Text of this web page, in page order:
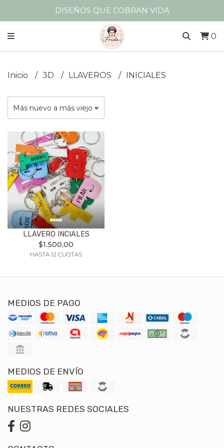
DISEÑOS QUE COBRAN VIDA
0
Inicio 3D LLAVEROS INICIALES
LLAVERO INCIALES
$1.500,00
HASTA 12 CUOTAS
MEDIOS DE PAGO
MEDIOS DE ENVÍO
NUESTRAS REDES SOCIALES